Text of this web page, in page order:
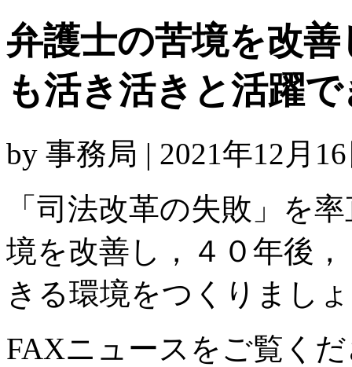
弁護士の苦境を改
も活き活きと活躍
by 事務局 | 2021年12月
「司法改革の失敗」を
境を改善し，４０年後
きる環境をつくりまし
FAXニュースをご覧く